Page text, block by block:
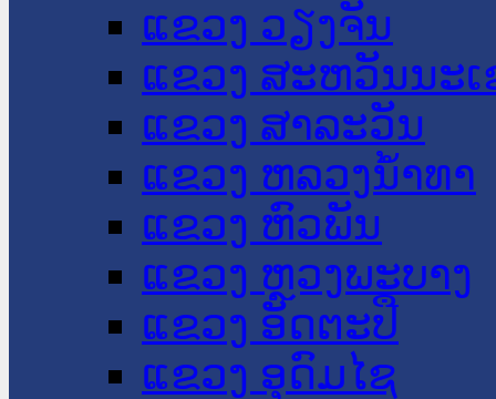
ແຂວງ ວຽງຈັນ
ແຂວງ ສະຫວັນນະ
ແຂວງ ສາລະວັນ
ແຂວງ ຫລວງນໍ້າທາ
ແຂວງ ຫົວພັນ
ແຂວງ ຫຼວງພະບາງ
ແຂວງ ອັດຕະປື
ແຂວງ ອຸດົມໄຊ